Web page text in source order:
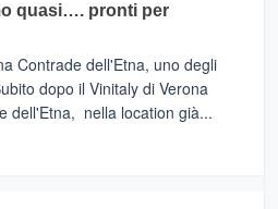
quasi…. pronti per
Contrade dell'Etna, uno degli
dopo il Vinitaly di Verona
dell'Etna, nella location già...